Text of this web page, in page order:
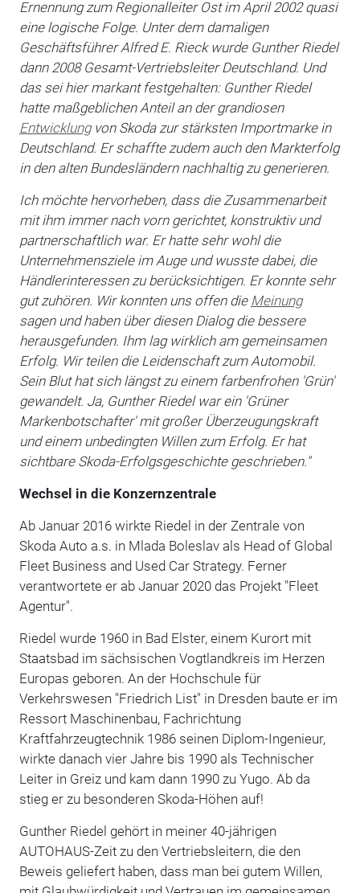
Ernennung zum Regionalleiter Ost im April 2002 quasi
eine logische Folge. Unter dem damaligen
Geschäftsführer Alfred E. Rieck wurde Gunther Riedel
dann 2008 Gesamt-Vertriebsleiter Deutschland. Und
das sei hier markant festgehalten: Gunther Riedel
hatte maßgeblichen Anteil an der grandiosen
Entwicklungvon Skoda zur stärksten Importmarke in
Deutschland. Er schaffte zudem auch den Markterfolg
in den alten Bundesländern nachhaltig zu generieren.
Ich möchte hervorheben, dass die Zusammenarbeit
mit ihm immer nach vorn gerichtet, konstruktiv und
partnerschaftlich war. Er hatte sehr wohl die
Unternehmensziele im Auge und wusste dabei, die
Händlerinteressen zu berücksichtigen. Er konnte sehr
gut zuhören. Wir konnten uns offen die Meinung
sagen und haben über diesen Dialog die bessere
herausgefunden. Ihm lag wirklich am gemeinsamen
Erfolg. Wir teilen die Leidenschaft zum Automobil.
Sein Blut hat sich längst zu einem farbenfrohen 'Grün'
gewandelt. Ja, Gunther Riedel war ein 'Grüner
Markenbotschafter' mit großer Überzeugungskraft
und einem unbedingten Willen zum Erfolg. Er hat
sichtbare Skoda-Erfolgsgeschichte geschrieben."
Wechsel in die Konzernzentrale
Ab Januar 2016 wirkte Riedel in der Zentrale von
Skoda Auto a.s. in Mlada Boleslav als Head of Global
Fleet Business and Used Car Strategy. Ferner
verantwortete er ab Januar 2020 das Projekt "Fleet
Agentur".
Riedel wurde 1960 in Bad Elster, einem Kurort mit
Staatsbad im sächsischen Vogtlandkreis im Herzen
Europas geboren. An der Hochschule für
Verkehrswesen "Friedrich List" in Dresden baute er im
Ressort Maschinenbau, Fachrichtung
Kraftfahrzeugtechnik 1986 seinen Diplom-Ingenieur,
wirkte danach vier Jahre bis 1990 als Technischer
Leiter in Greiz und kam dann 1990 zu Yugo. Ab da
stieg er zu besonderen Skoda-Höhen auf!
Gunther Riedel gehört in meiner 40-jährigen
AUTOHAUS-Zeit zu den Vertriebsleitern, die den
Beweis geliefert haben, dass man bei gutem Willen,